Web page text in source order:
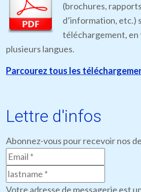
(brochures,
d’information, etc.)
téléchargement, en
plusieurs langues.
Parcourez tous les
Lettre d'infos
Abonnez-vous pour recevoir nos
Votre adresse de messagerie est